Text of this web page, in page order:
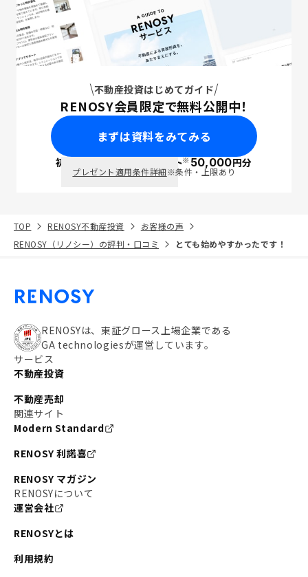
不動産投資はじめてガイド
RENOSY会員限定で無料公開中！
まずは資料をみてみる
初回面談で ポイント※50,000円分
プレゼント適用条件詳細※条件・上限あり
TOP RENOSY不動産投資
お客様の声
RENOSY（リノシー）の評判・口コミ
とても始めやすかったです！
RENOSYは、東証グロース上場企業である
GA technologiesが運営しています。
サービス
不動産投資
不動産売却
関連サイト
Modern Standard
RENOSY 利諾喜
RENOSY マガジン
RENOSYについて
運営会社
RENOSYとは
利用規約